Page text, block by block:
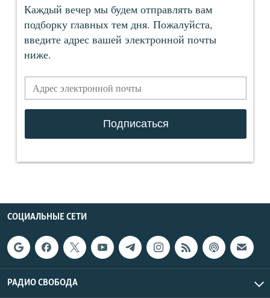
СОЦИАЛЬНЫЕ СЕТИ
РАДИО СВОБОДА